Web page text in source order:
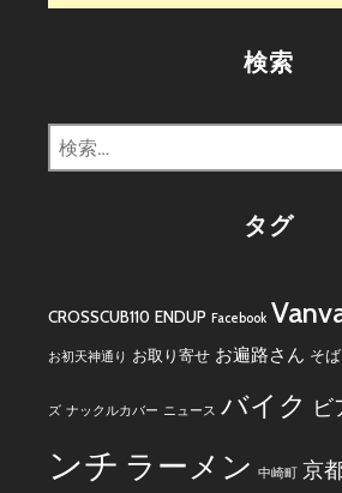
検索
検
索:
タグ
CROSSCUB110 ENDUP Facebook
お初天神通り お取り寄せ お遍路さん そば
ズ ナックルカバー ニュース バイク ビ
ンチ ラーメン 中崎町 京